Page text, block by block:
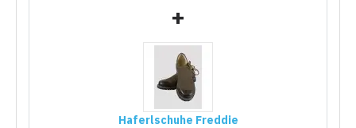
+
Haferlschuhe Freddie